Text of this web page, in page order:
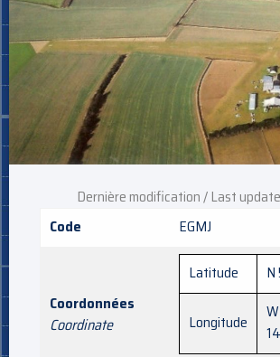
Dernière modification / Last
Code
EGMJ
Coordonnées
Coordinate
Latitude
Longitude